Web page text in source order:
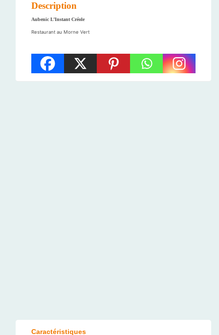
Description
Aubenic L’Instant Créole
Restaurant au Morne Vert
Caractéristiques